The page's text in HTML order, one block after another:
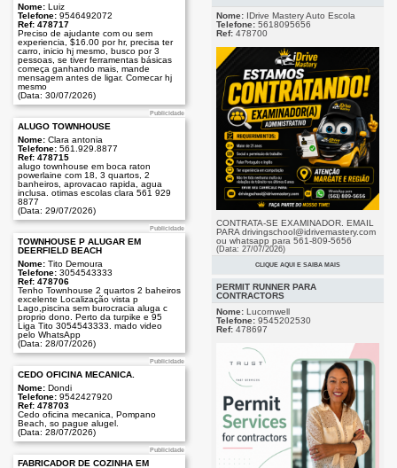
Nome: Luiz
Telefone: 9546492072
Ref: 478717
Preciso de ajudante com ou sem
experiencia, $16.00 por hr, precisa ter
carro, inicio hj mesmo, busco por 3
pessoas, se tiver ferramentas básicas
começa ganhando mais, mande
mensagem antes de ligar. Comecar hj
mesmo
(Data: 30/07/2026)
Publicidade
ALUGO TOWNHOUSE
Nome: Clara antonia
Telefone: 561.929.8877
Ref: 478715
alugo townhouse em boca raton
powerlaine com 18, 3 quartos, 2
banheiros, aprovacao rapida, agua
inclusa. otimas escolas clara 561 929
8877
(Data: 29/07/2026)
Publicidade
TOWNHOUSE P ALUGAR EM
DEERFIELD BEACH
Nome: Tito Demoura
Telefone: 3054543333
Ref: 478706
Tenho Townhouse 2 quartos 2 baheiros
excelente Localização vista p
Lago,piscina sem burocracia aluga c
proprio dono. Perto da turpike e 95
Liga Tito 3054543333. mado video
pelo WhatsApp
(Data: 28/07/2026)
Publicidade
CEDO OFICINA MECANICA.
Nome: Dondi
Telefone: 9542427920
Ref: 478703
Cedo oficina mecanica, Pompano
Beach, so pague alugel.
(Data: 28/07/2026)
Publicidade
FABRICADOR DE COZINHA EM
Inscricao/Regularizacao do CPF,
Segunda Via de Certidoes,
Procuracoes, Apostilagem, Traducao
Notarizada ou Apostilada.
Agendamento com o Consulado.
Parcelamos!
(Data: 27/07/2026)
Nome: IDrive Mastery Auto Escola
Telefone: 5618095656
Ref: 478700
CONTRATA-SE EXAMINADOR. EMAIL
PARA drivingschool@idrivemastery.com
ou whatsapp para 561-809-5656
(Data: 27/07/2026)
CLIQUE AQUI E SAIBA MAIS
PERMIT RUNNER PARA
CONTRACTORS
Nome: Lucornwell
Telefone: 9545202530
Ref: 478697